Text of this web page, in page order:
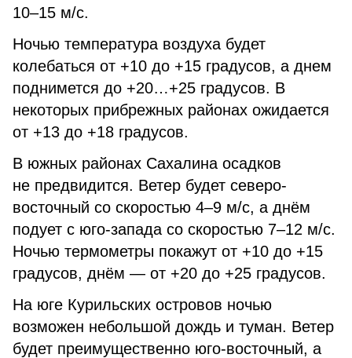
10–15 м/с.
Ночью температура воздуха будет
колебаться от +10 до +15 градусов, а днем
поднимется до +20…+25 градусов. В
некоторых прибрежных районах ожидается
от +13 до +18 градусов.
В южных районах Сахалина осадков
не предвидится. Ветер будет северо-
восточный со скоростью 4–9 м/с, а днём
подует с юго-запада со скоростью 7–12 м/с.
Ночью термометры покажут от +10 до +15
градусов, днём — от +20 до +25 градусов.
На юге Курильских островов ночью
возможен небольшой дождь и туман. Ветер
будет преимущественно юго-восточный, а